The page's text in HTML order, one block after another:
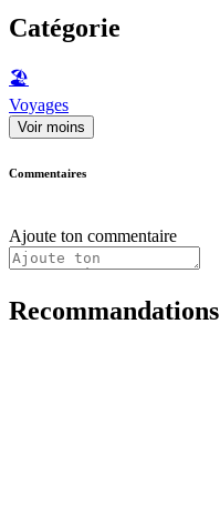
Catégorie
🏖
Voyages
Voir moins
Commentaires
Ajoute ton commentaire
Recommandations